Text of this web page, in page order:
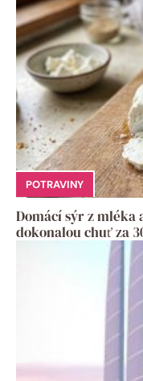
POTRAVINY
Domácí sýr z mléka
dokonalou chuť za